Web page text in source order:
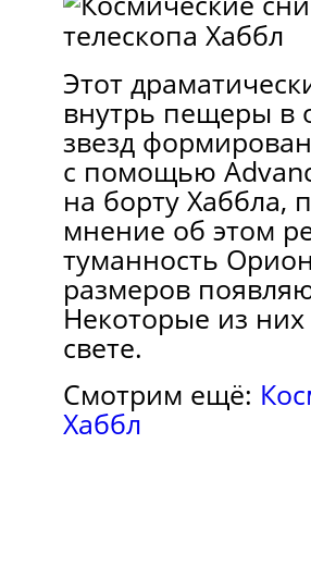
Этот
внутрь пещеры в
звезд
с помощью
на борту Хаббла,
мнение об этом
туманность
размеров
Некоторые из
свете.
Смотрим ещё:
Хаббл